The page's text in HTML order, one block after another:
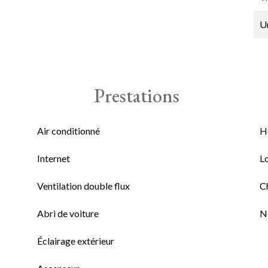
Prestations
Air conditionné
Internet
Ventilation double flux
Abri de voiture
Éclairage extérieur